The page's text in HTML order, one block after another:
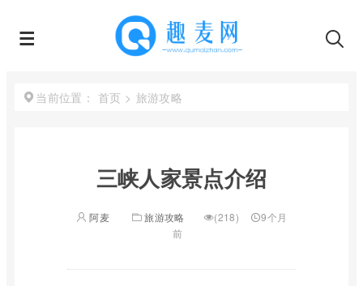
当前位置： 首页 > 旅游攻略
三峡人家景点介绍
阿麦 旅游攻略 (218)
9个月
前